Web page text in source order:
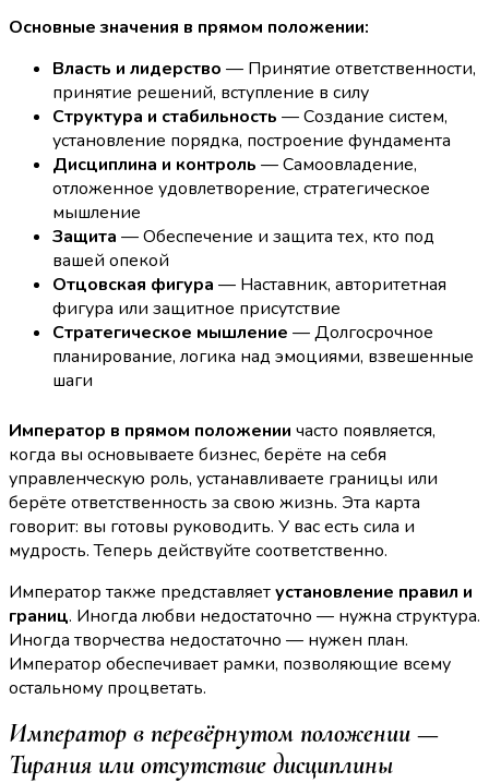
Основные значения в прямом положении:
Власть и лидерство — Принятие ответственности,
принятие решений, вступление в силу
Структура и стабильность — Создание систем,
установление порядка, построение фундамента
Дисциплина и контроль — Самоовладение,
отложенное удовлетворение, стратегическое
мышление
Защита — Обеспечение и защита тех, кто под
вашей опекой
Отцовская фигура — Наставник, авторитетная
фигура или защитное присутствие
Стратегическое мышление — Долгосрочное
планирование, логика над эмоциями, взвешенные
шаги
Император в прямом положении часто появляется,
когда вы основываете бизнес, берёте на себя
управленческую роль, устанавливаете границы или
берёте ответственность за свою жизнь. Эта карта
говорит: вы готовы руководить. У вас есть сила и
мудрость. Теперь действуйте соответственно.
Император также представляетустановление правил и
границ. Иногда любви недостаточно — нужна структура.
Иногда творчества недостаточно — нужен план.
Император обеспечивает рамки, позволяющие всему
остальному процветать.
Император в перевёрнутом положении —
Тирания или отсутствие дисциплины